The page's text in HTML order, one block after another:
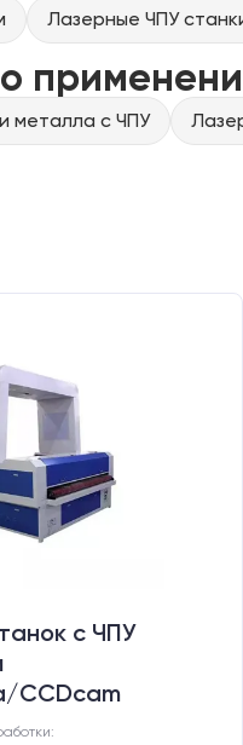
Лазерные ЧПУ
металла с ЧПУ
c ЧПУ
CCDcam